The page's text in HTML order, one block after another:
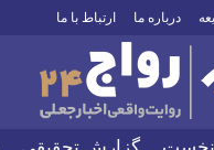
درباره ما ارتباط با ما